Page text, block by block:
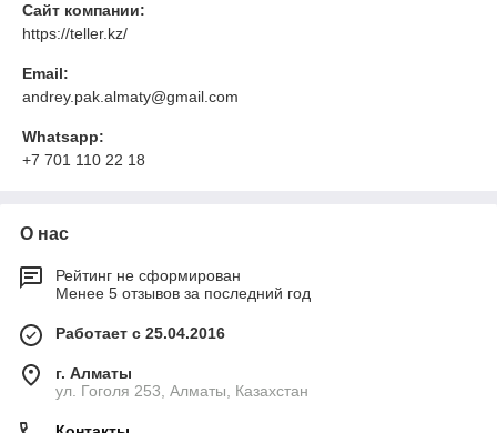
Сайт компании:
https://teller.kz/
Email:
andrey.pak.almaty@gmail.com
Whatsapp:
+7 701 110 22 18
О нас
Рейтинг не сформирован
Менее 5 отзывов за последний год
Работает с 25.04.2016
г. Алматы
ул. Гоголя 253, Алматы, Казахстан